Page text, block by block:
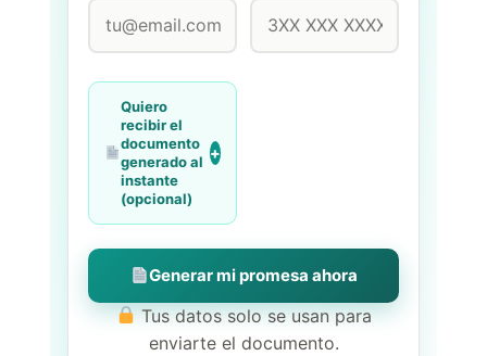
Quiero
recibir el
documento
generado al
instante
(opcional)
Generar mi promesa ahora
Tus datos solo se usan para
enviarte el documento.